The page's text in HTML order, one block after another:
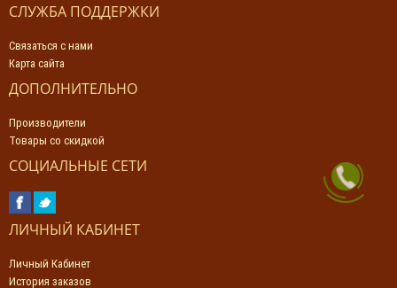
СЛУЖБА ПОДДЕРЖКИ
Связаться с нами
Карта сайта
ДОПОЛНИТЕЛЬНО
Производители
Товары со скидкой
СОЦИАЛЬНЫЕ СЕТИ
ЛИЧНЫЙ КАБИНЕТ
Личный Кабинет
История заказов